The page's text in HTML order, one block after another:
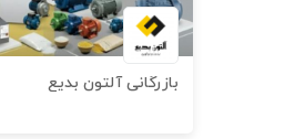
بازرگانی آلتون بدیع